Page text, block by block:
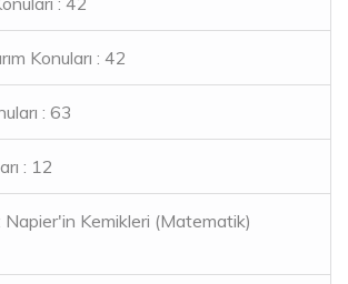
Konuları : 42
: 63
: 12
Napier'in Kemikleri (Matematik)